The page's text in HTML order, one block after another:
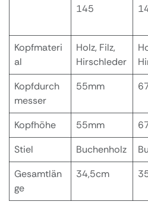
145
Kopfmateri
al
Holz, Filz,
Hirschleder
Kopfdurch
messer
55mm
Kopfhöhe 55mm
Stiel
Buchenholz
Gesamtlän
ge
34,5cm